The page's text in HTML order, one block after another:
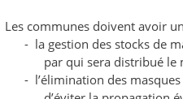
Les communes doivent avoir
- la gestion des stocks de
par qui sera distribué le
- l’élimination des